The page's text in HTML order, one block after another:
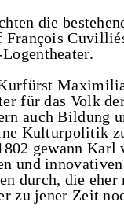
die
François
für das Volk
auch Bildung
Kulturpolitik
gewann Karl
und
durch, die
zu jener Zeit